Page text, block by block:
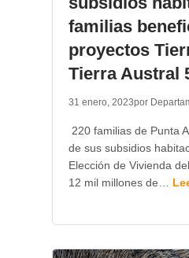
familias
proyectos
Tierra Austral
31 enero, 2023por
220 familias de Punta
de sus subsidios
Elección de Vivienda
12 mil millones de…